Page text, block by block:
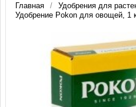
Главная Удобрения для
Удобрение Pokon для овощей, 1